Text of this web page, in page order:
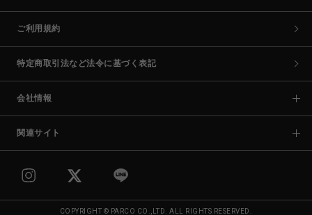
ご利用規約
特定商取引法など法令に基づく表記
会社情報
関連サイト
COPYRIGHT © PARCO CO.,LTD. ALL RIGHTS RESERVED.